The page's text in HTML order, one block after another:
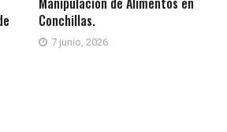
Conchillas.
7 junio, 2026